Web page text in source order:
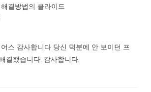
결방법의 클라이드
스 감사합니다 당신 덕분에 안 보이던 프
결했습니다. 감사합니다.